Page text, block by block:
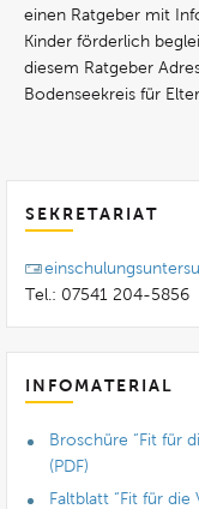
einen Ratgeber mit
Kinder förderlich
diesem Ratgeber
Bodenseekreis für
SEKRETARIAT
Tel.: 07541 204-5856
INFOMATERIAL
Broschüre “Fit für
(PDF)
Faltblatt “Fit für